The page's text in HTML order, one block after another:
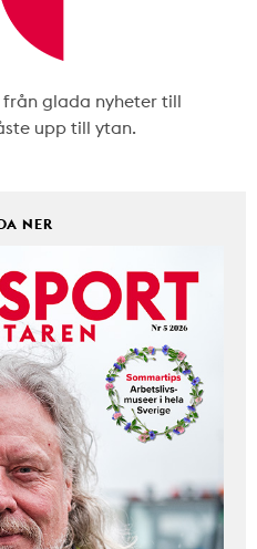
glada nyheter till
upp till ytan.
NER